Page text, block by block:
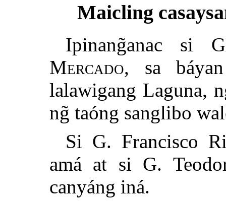
Maicling
Ipinang̃anac si
Mercado, sa
lalawigang Laguna,
ng̃ taóng sanglibo
Si G. Francisco
amá at si G.
canyáng iná.